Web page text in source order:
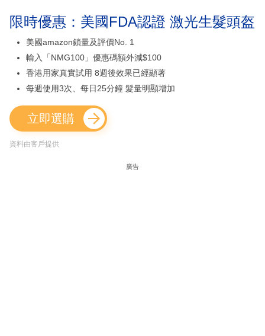
限時優惠：美國FDA認證 激光生髮頭盔
美國amazon鎖量及評價No. 1
輸入「NMG100」優惠碼額外減$100
香港用家真實試用 8週後效果已經顯著
每週使用3次、每日25分鐘 髮量明顯增加
立即選購
資料由客戶提供
廣告